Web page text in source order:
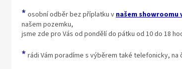
* osobní odběr bez příplatku v našem showroomu
našem pozemku,
jsme zde pro Vás od pondělí do pátku od 10 do 18
* rádi Vám poradíme s výběrem také telefonicky, na